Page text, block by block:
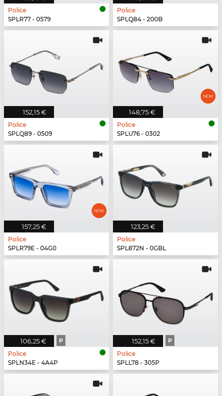
Police
SPLR77 - 0579
Police
SPLQ84 - 200B
152,15 €
Police
SPLQ89 - 0509
148,75 €
Police
SPLU76 - 0302
157,25 €
Police
SPLR79E - 04G0
123,25 €
Police
SPL872N - 0GBL
106,25 € P
Police
SPLN34E - 4A4P
152,15 € P
Police
SPLL78 - 305P